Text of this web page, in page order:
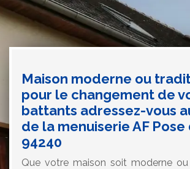
Maison moderne ou
pour le changement de
battants adressez-vous
de la menuiserie AF Pose
94240
Que votre maison soit moderne ou